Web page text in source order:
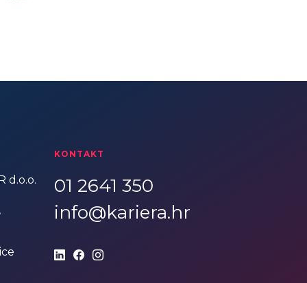
d.o.o.
KONTAKT
01 2641 350
info@kariera.hr